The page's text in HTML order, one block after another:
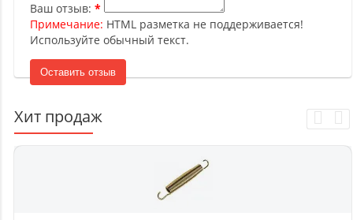
Ваш отзыв:
Примечание: HTML разметка не поддерживается!
Используйте обычный текст.
Оставить отзыв
Хит продаж